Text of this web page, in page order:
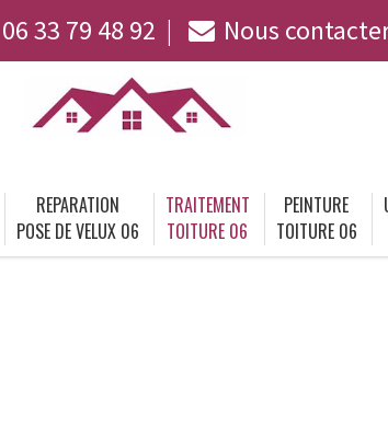
06 33 79 48 92 Nous
REPARATION
POSE DE VELUX 06
TRAITEMENT
TOITURE 06
PEINTURE
TOITURE 06